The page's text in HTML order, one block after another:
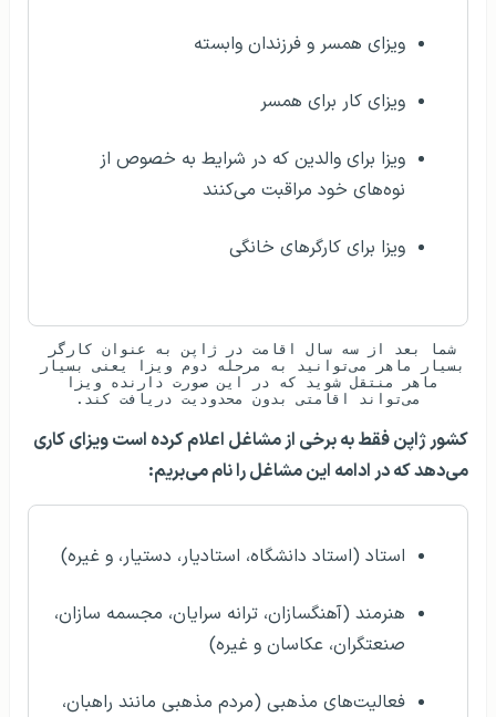
ویزای همسر و فرزندان وابسته
ویزای کار برای همسر
ویزا برای والدین که در شرایط به خصوص از
نوه‌های خود مراقبت می‌کنند
ویزا برای کارگرهای خانگی
می‌تواند اقامتی بدون محدودیت دریافت کند.
کشور ژاپن فقط به برخی از مشاغل اعلام کرده است ویزای کاری
می‌دهد که در ادامه این مشاغل را نام می‌بریم:
استاد (استاد دانشگاه، استادیار، دستیار، و غیره)
هنرمند (آهنگسازان، ترانه سرایان، مجسمه سازان،
صنعتگران، عکاسان و غیره)
فعالیت‌های مذهبی (مردم مذهبی مانند راهبان،